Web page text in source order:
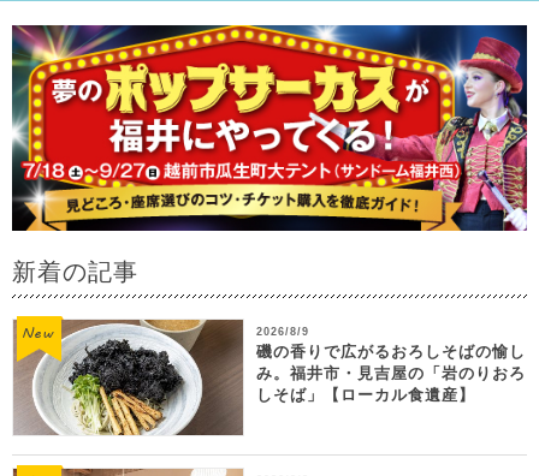
新着の記事
2026/8/9
磯の香りで広がるおろしそばの愉し
み。福井市・見吉屋の「岩のりおろ
しそば」【ローカル食遺産】